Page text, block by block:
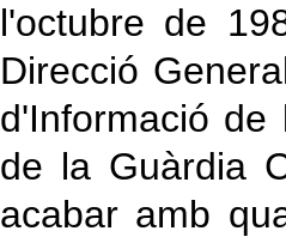
l'octubre de
Direcció
d'Informació de
de la Guàrdia
acabar amb